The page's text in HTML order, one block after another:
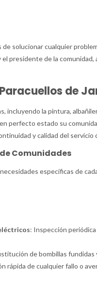
solucionar cualquier
presidente de la
de
incluyendo la pintura,
perfecto estado su
y calidad del servicio
Comunidades
específicas de
: Inspección
de bombillas
rápida de cualquier fallo o